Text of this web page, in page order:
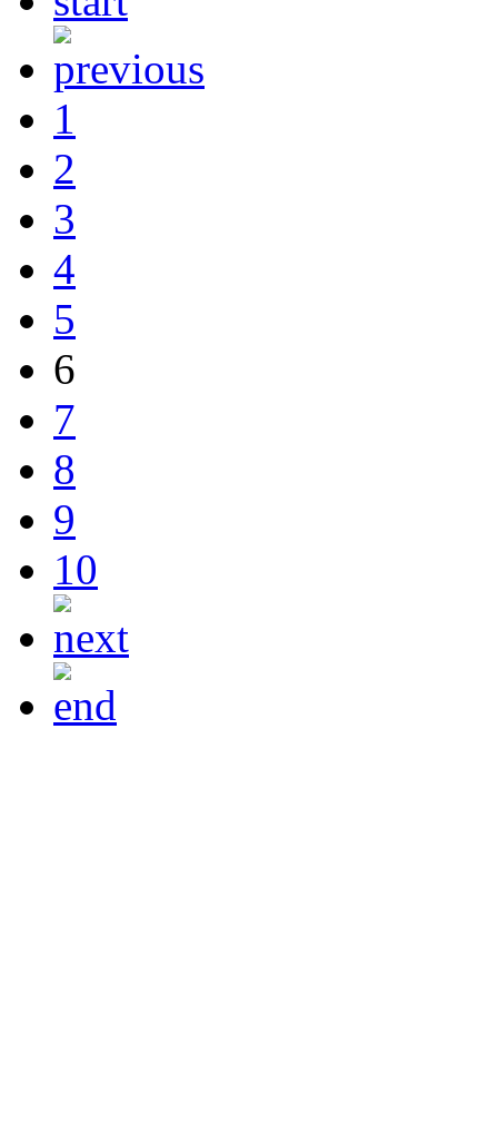
1
2
3
4
5
6
7
8
9
10